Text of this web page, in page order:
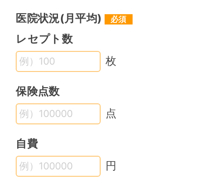
医院状況(月平均)
レセプト数
枚
保険点数
点
自費
円